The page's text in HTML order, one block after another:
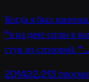
Когда я был
"я на даче сплю в
стук из столовой. "…
201422,213